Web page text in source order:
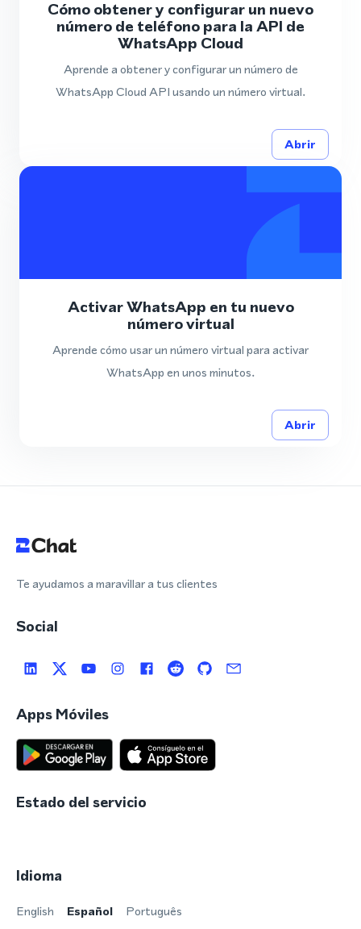
Cómo obtener y configurar un nuevo
número de teléfono para la API de
WhatsApp Cloud
Aprende a obtener y configurar un número de
WhatsApp Cloud API usando un número virtual.
Abrir
Activar WhatsApp en tu nuevo
número virtual
Aprende cómo usar un número virtual para activar
WhatsApp en unos minutos.
Abrir
Te ayudamos a maravillar a tus clientes
Social
Apps Móviles
Estado del servicio
Idioma
English Español Português